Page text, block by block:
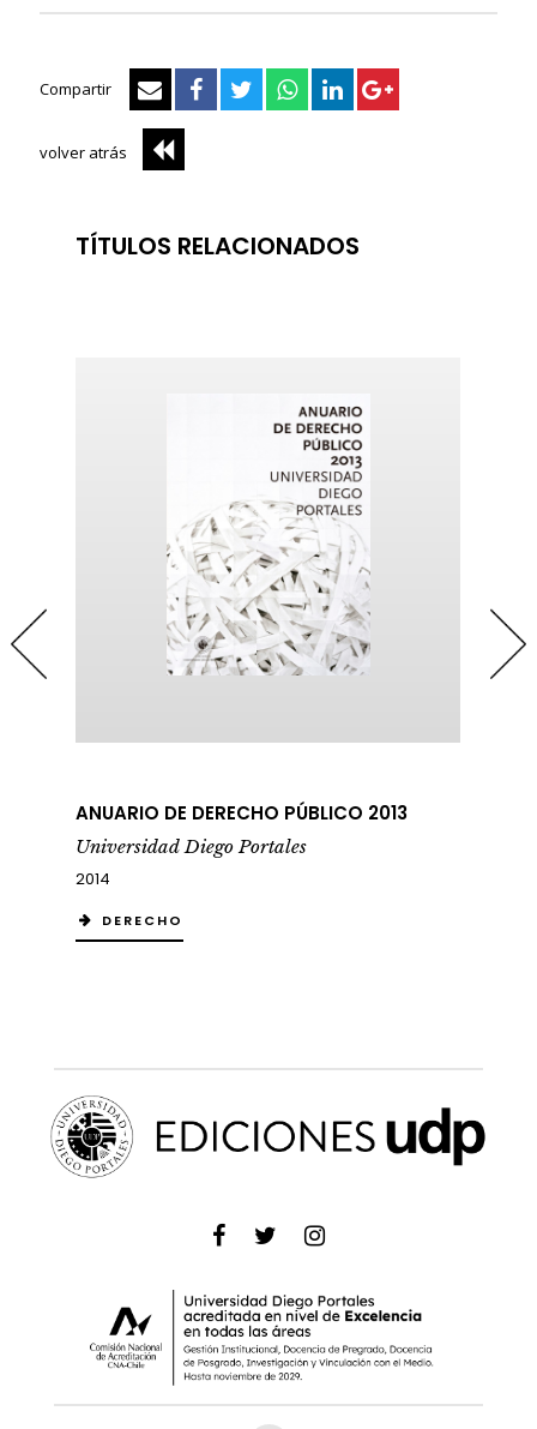
Compartir
volver atrás
TÍTULOS RELACIONADOS
ANUARIO DE DERECHO PÚBLICO 2013
Universidad Diego Portales
2014
DERECHO